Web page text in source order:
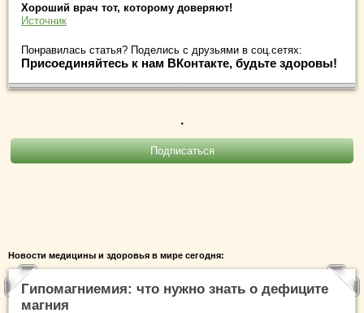
Хороший врач тот, которому доверяют!
Источник
Понравилась статья? Поделись с друзьями в соц.сетях:
Присоединяйтесь к нам ВКонтакте, будьте здоровы!
.
Новости медицины и здоровья в мире сегодня:
Гипомагниемия: что нужно знать о дефиците
магния